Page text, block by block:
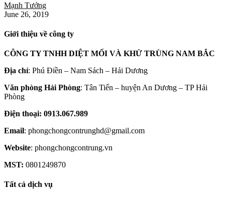
Mạnh Tưởng
June 26, 2019
Giới thiệu về công ty
CÔNG TY TNHH DIỆT MỐI VÀ KHỬ TRÙNG NAM BẮC
Địa chỉ: Phú Điền – Nam Sách – Hải Dương
Văn phòng Hải Phòng: Tân Tiến – huyện An Dương – TP Hải
Phòng
Điện thoại: 0913.067.989
Email: phongchongcontrunghd@gmail.com
Website: phongchongcontrung.vn
MST: 0801249870
Tất cả dịch vụ